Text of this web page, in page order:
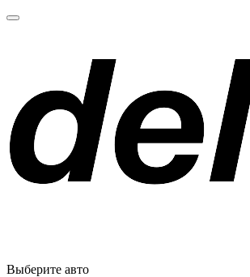
Выберите авто